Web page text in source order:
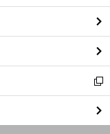
ン
ド
ウ
で
開
く
新
し
い
ウ